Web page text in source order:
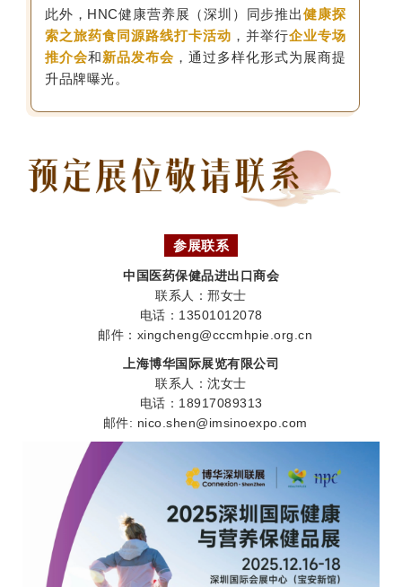
此外，HNC健康营养展（深圳）同步推出健康探
索之旅药食同源路线打卡活动 ，并举行企业专场
推介会和新品发布会 ，通过多样化形式为展商提
升品牌曝光。
参展联系
中国医药保健品进出口商会
联系人：邢女士
电话：13501012078
邮件：xingcheng@cccmhpie.org.cn
上海博华国际展览有限公司
联系人：沈女士
电话：18917089313
邮件: nico.shen@imsinoexpo.com